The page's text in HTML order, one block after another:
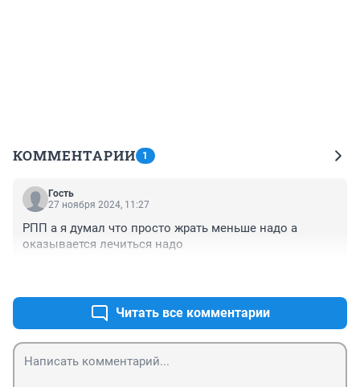
КОММЕНТАРИИ 1
Гость
27 ноября 2024, 11:27
РПП а я думал что просто жрать меньше надо а
оказывается лечиться надо
Читать все комментарии